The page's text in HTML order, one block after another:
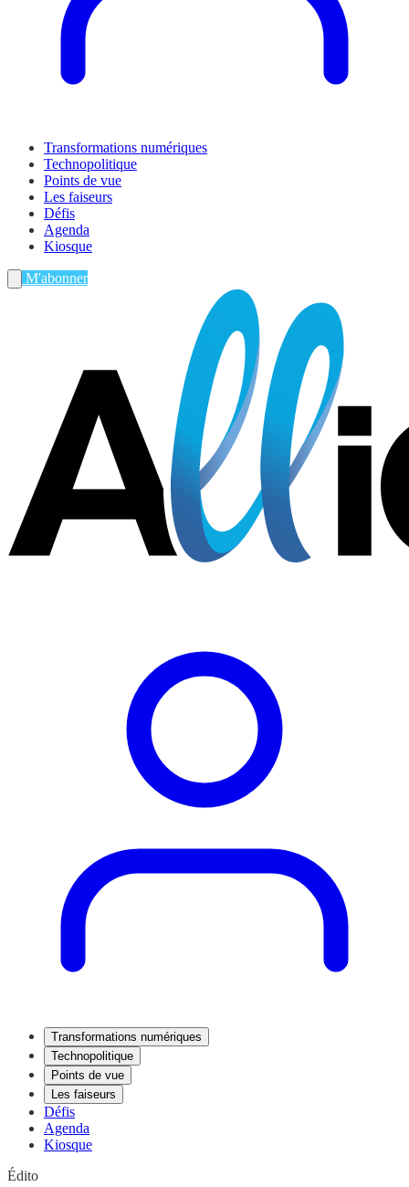
Transformations numériques
Technopolitique
Points de vue
Les faiseurs
Défis
Agenda
Kiosque
M'abonner
Transformations numériques
Technopolitique
Points de vue
Les faiseurs
Défis
Agenda
Kiosque
Édito